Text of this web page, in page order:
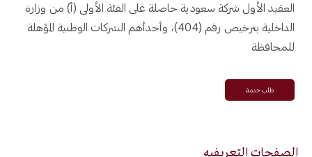
العقيد الأول شركة سعودية حاصلة على الفئة الأولى (أ) من وزارة
الداخلية بترخيص رقم (404)، وأحدأهم الشركات الوطنية المؤهلة
للمحافظة
طلب خدمة
الصفحات التعريفيه